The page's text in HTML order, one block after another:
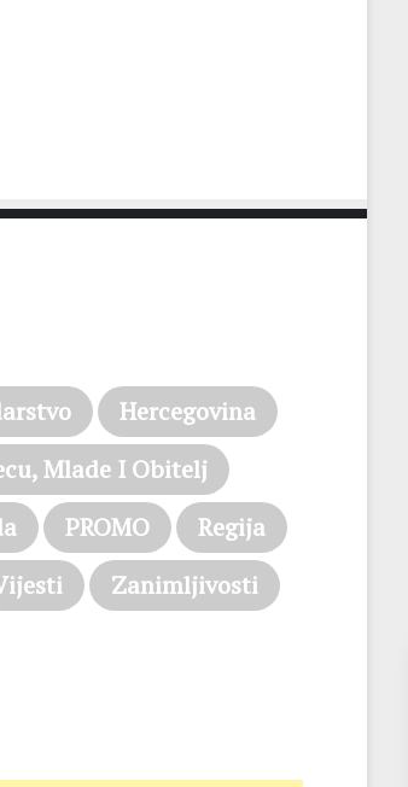
Hercegovina
Mlade I Obitelj
PROMO
Regija
Zanimljivosti